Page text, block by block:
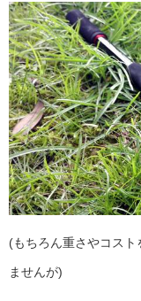
(もちろん重さやコス
ませんが)